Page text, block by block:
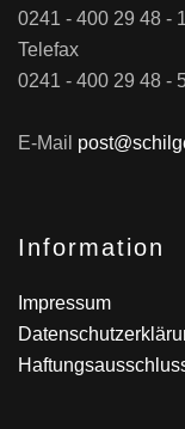
0241 - 400 29 48 - 1
Telefax
0241 - 400 29 48 -
E-Mail
Information
Impressum